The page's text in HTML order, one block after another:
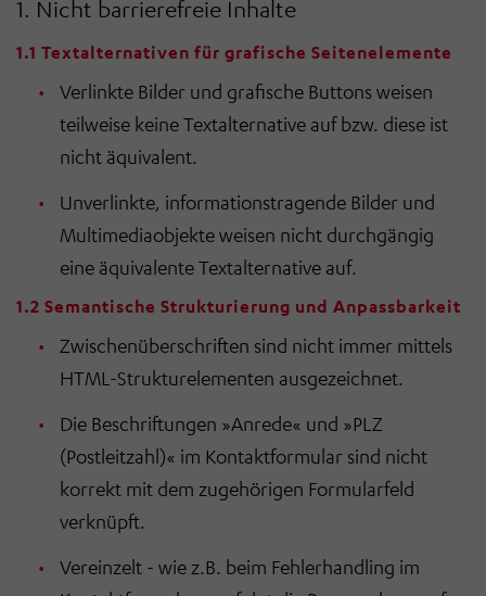
1. Nicht barrierefreie Inhalte
1.1 Textalternativen für grafische Seitenelemente
Verlinkte Bilder und grafische Buttons weisen
teilweise keine Textalternative auf bzw. diese ist
nicht äquivalent.
Unverlinkte, informationstragende Bilder und
Multimediaobjekte weisen nicht durchgängig
eine äquivalente Textalternative auf.
1.2 Semantische Strukturierung und Anpassbarkeit
Zwischenüberschriften sind nicht immer mittels
HTML-Strukturelementen ausgezeichnet.
Die Beschriftungen »Anrede« und »PLZ
(Postleitzahl)« im Kontaktformular sind nicht
korrekt mit dem zugehörigen Formularfeld
verknüpft.
Vereinzelt - wie z.B. beim Fehlerhandling im